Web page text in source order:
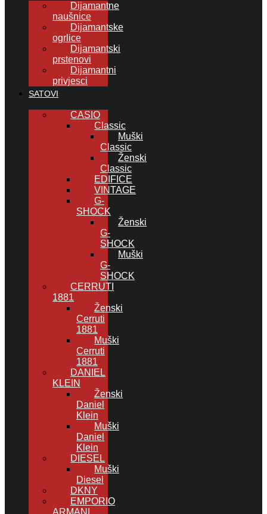
Dijamantne
naušnice
Dijamantske
ogrlice
Dijamantski
prstenovi
Dijamantni
privjesci
SATOVI
CASIO
Classic
Muški
Classic
Ženski
Classic
EDIFICE
VINTAGE
G-
SHOCK
Ženski
G-
SHOCK
Muški
G-
SHOCK
CERRUTI
1881
Ženski
Cerruti
1881
Muški
Cerruti
1881
DANIEL
KLEIN
Ženski
Daniel
Klein
Muški
Daniel
Klein
DIESEL
Muški
Diesel
DKNY
EMPORIO
ARMANI